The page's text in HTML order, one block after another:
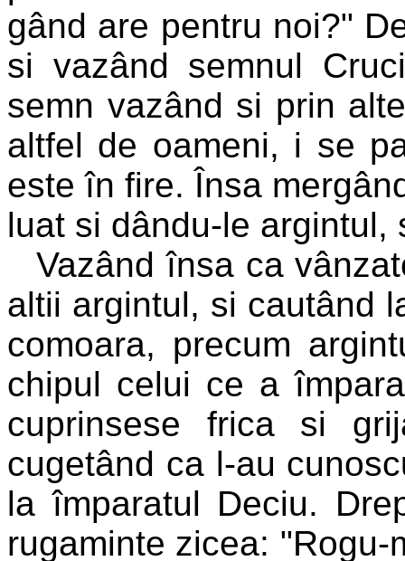
gând are pentru noi?"
si vazând semnul
semn vazând si prin
altfel de oameni, i se
este în fire. Însa
luat si dându-le
Vazând însa ca
altii argintul, si cautând
comoara, precum
chipul celui ce a
cuprinsese frica si
cugetând ca l-au
la împaratul Deciu.
rugaminte zicea: